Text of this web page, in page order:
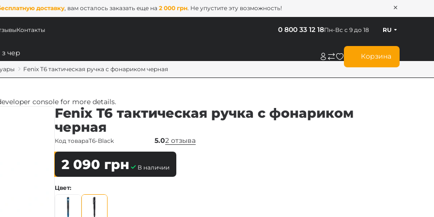
доставку, вам осталось заказать еще на 2 000 грн. Не упустите эту возможность!
Корзина
Пн-Вс с 9 до 18
0 800 33 12 18 RU
Контакты
Fenix T6 тактическая ручка с фонариком черная
console for more details.
Fenix T6 тактическая ручка с фонариком
черная
Код товараT6-Black 5.02 отзыва
2 090 грн В наличии
Цвет